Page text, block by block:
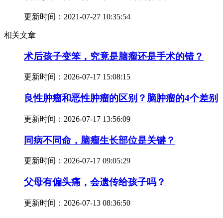
更新时间： 2021-07-27 10:35:54
相关文章
术后孩子变笨，究竟是脑瘤还是手术的错？
更新时间： 2026-07-17 15:08:15
良性肿瘤和恶性肿瘤的区别？脑肿瘤的4个差别
更新时间： 2026-07-17 13:56:09
同病不同命，脑瘤生长部位是关键？
更新时间： 2026-07-17 09:05:29
父母有偏头痛，会遗传给孩子吗？
更新时间： 2026-07-13 08:36:50